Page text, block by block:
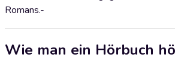
Romans.-
Wie man ein Hörbuch